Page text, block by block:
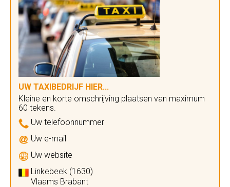
UW TAXIBEDRIJF HIER...
Kleine en korte omschrijving plaatsen van maximum
60 tekens.
Uw telefoonnummer
Uw e-mail
Uw website
Linkebeek (1630)
Vlaams Brabant